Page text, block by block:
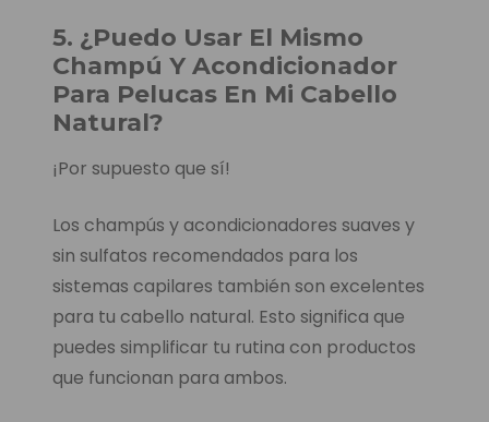
5. ¿Puedo Usar El Mismo
Champú Y Acondicionador
Para Pelucas En Mi Cabello
Natural?
¡Por supuesto que sí!
Los champús y acondicionadores suaves y
sin sulfatos recomendados para los
sistemas capilares también son excelentes
para tu cabello natural. Esto significa que
puedes simplificar tu rutina con productos
que funcionan para ambos.